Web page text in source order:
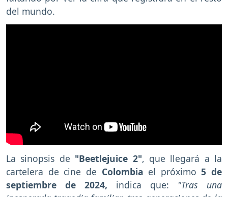
del mundo.
La sinopsis de "Beetlejuice 2", que llegará a la
cartelera de cine de Colombia el próximo 5 de
septiembre de 2024, indica que: "Tras una